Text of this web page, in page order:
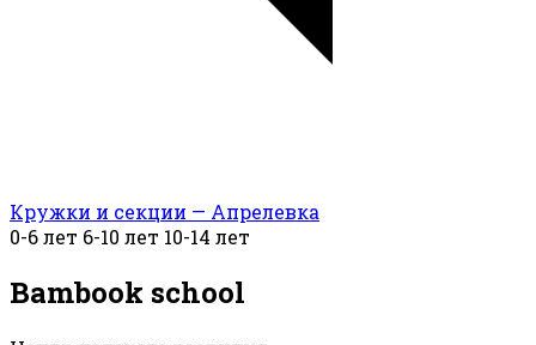
Кружки и секции — Апрелевка
0-6 лет 6-10 лет 10-14 лет
Bambook school